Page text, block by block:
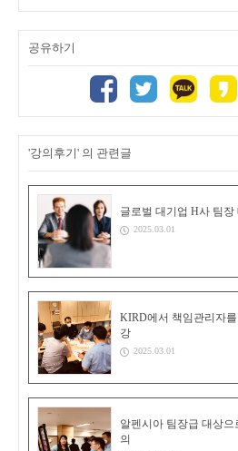
공유하기
'강의후기' 의 관련글
글로벌 대기업 H사 팀
2025.03.01
KIRD에서 책임관리자
강
2025.03.01
알펜시아 팀장급 대상
의